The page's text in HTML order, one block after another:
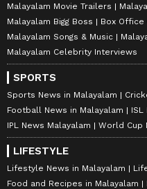
Malayalam Movie Trailers
Malayalam Bigg Boss
Box Office
Malayalam Songs & Music
Malayalam Celebrity Interviews
SPORTS
Sports News in Malayalam
Football News in Malayalam
ISL
IPL News Malayalam
World Cup
LIFESTYLE
Lifestyle News in Malayalam
Food and Recipes in Malayalam